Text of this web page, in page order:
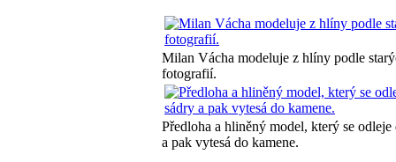
Milan Vácha modeluje z hlíny podle
fotografií.
Předloha a hliněný model, který se odleje
a pak vytesá do kamene.